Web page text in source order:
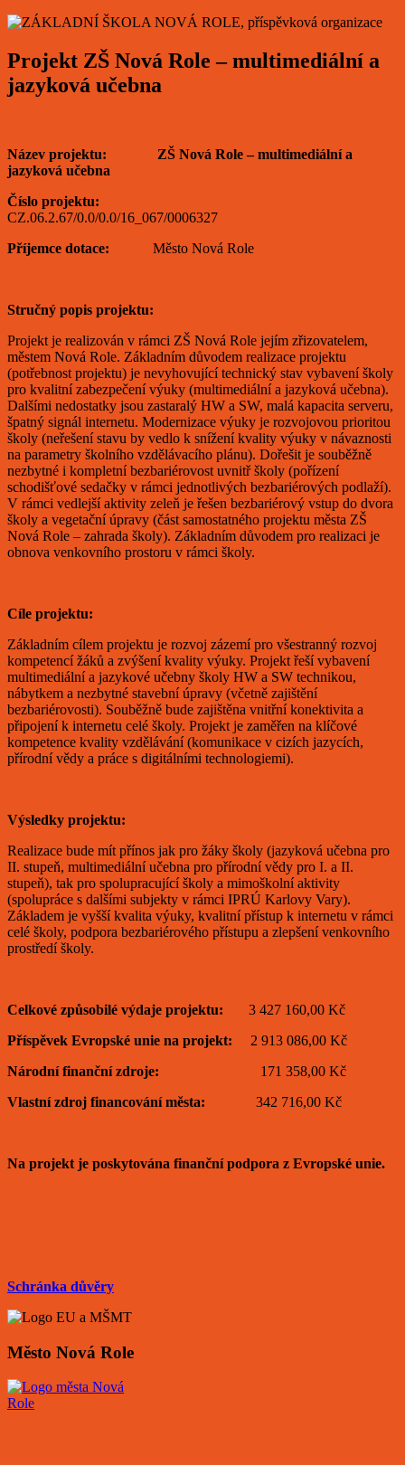
Projekt ZŠ Nová Role – multimediální a
jazyková učebna
Název projektu: ZŠ Nová Role – multimediální a
jazyková učebna
Číslo projektu:
CZ.06.2.67/0.0/0.0/16_067/0006327
Příjemce dotace: Město Nová Role
Stručný popis projektu:
Projekt je realizován v rámci ZŠ Nová Role jejím zřizovatelem,
městem Nová Role. Základním důvodem realizace projektu
(potřebnost projektu) je nevyhovující technický stav vybavení školy
pro kvalitní zabezpečení výuky (multimediální a jazyková učebna).
Dalšími nedostatky jsou zastaralý HW a SW, malá kapacita serveru,
špatný signál internetu. Modernizace výuky je rozvojovou prioritou
školy (neřešení stavu by vedlo k snížení kvality výuky v návaznosti
na parametry školního vzdělávacího plánu). Dořešit je souběžně
nezbytné i kompletní bezbariérovost uvnitř školy (pořízení
schodišťové sedačky v rámci jednotlivých bezbariérových podlaží).
V rámci vedlejší aktivity zeleň je řešen bezbariérový vstup do dvora
školy a vegetační úpravy (část samostatného projektu města ZŠ
Nová Role – zahrada školy). Základním důvodem pro realizaci je
obnova venkovního prostoru v rámci školy.
Cíle projektu:
Základním cílem projektu je rozvoj zázemí pro všestranný rozvoj
kompetencí žáků a zvýšení kvality výuky. Projekt řeší vybavení
multimediální a jazykové učebny školy HW a SW technikou,
nábytkem a nezbytné stavební úpravy (včetně zajištění
bezbariérovosti). Souběžně bude zajištěna vnitřní konektivita a
připojení k internetu celé školy. Projekt je zaměřen na klíčové
kompetence kvality vzdělávání (komunikace v cizích jazycích,
přírodní vědy a práce s digitálními technologiemi).
Výsledky projektu:
Realizace bude mít přínos jak pro žáky školy (jazyková učebna pro
II. stupeň, multimediální učebna pro přírodní vědy pro I. a II.
stupeň), tak pro spolupracující školy a mimoškolní aktivity
(spolupráce s dalšími subjekty v rámci IPRÚ Karlovy Vary).
Základem je vyšší kvalita výuky, kvalitní přístup k internetu v rámci
celé školy, podpora bezbariérového přístupu a zlepšení venkovního
prostředí školy.
Celkové způsobilé výdaje projektu: 3 427 160,00 Kč
Příspěvek Evropské unie na projekt: 2 913 086,00 Kč
Národní finanční zdroje: 171 358,00 Kč
Vlastní zdroj financování města: 342 716,00 Kč
Na projekt je poskytována finanční podpora z Evropské unie.
Schránka důvěry
Město Nová Role